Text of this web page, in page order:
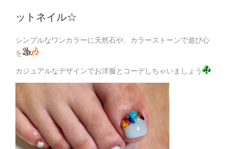
ットネイル☆
シンプルなワンカラーに天然石や、カラーストーンで遊び心
を
カジュアルなデザインでお洋服とコーデしちゃいましょう